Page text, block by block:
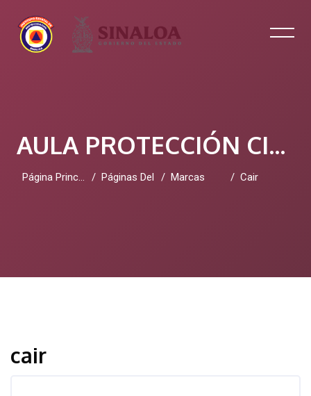
AULA PROTECCIÓN CIVIL SINALOA
Página Principal Páginas Del SitioMarcas Cair
cair